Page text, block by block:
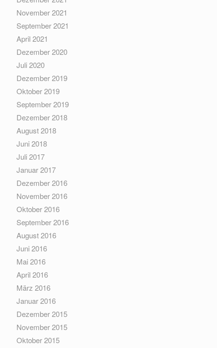
November 2021
September 2021
April 2021
Dezember 2020
Juli 2020
Dezember 2019
Oktober 2019
September 2019
Dezember 2018
August 2018
Juni 2018
Juli 2017
Januar 2017
Dezember 2016
November 2016
Oktober 2016
September 2016
August 2016
Juni 2016
Mai 2016
April 2016
März 2016
Januar 2016
Dezember 2015
November 2015
Oktober 2015